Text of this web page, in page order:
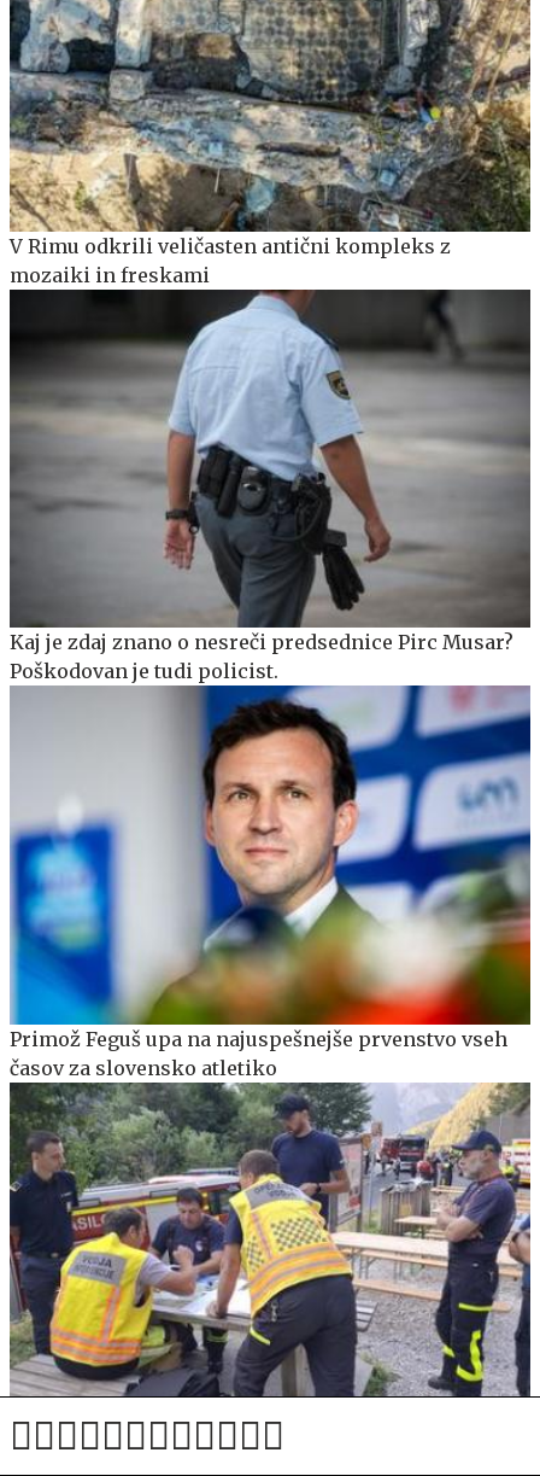
V Rimu odkrili veličasten antični kompleks z
mozaiki in freskami
Kaj je zdaj znano o nesreči predsednice Pirc Musar?
Poškodovan je tudi policist.
Primož Feguš upa na najuspešnejše prvenstvo vseh
časov za slovensko atletiko